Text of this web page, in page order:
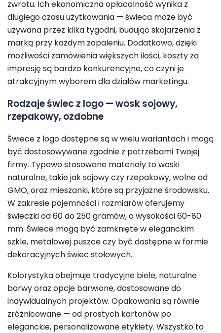
zwrotu. Ich ekonomiczna opłacalność wynika z
długiego czasu użytkowania — świeca może być
używana przez kilka tygodni, budując skojarzenia z
marką przy każdym zapaleniu. Dodatkowo, dzięki
możliwości zamówienia większych ilości, koszty za
impresję są bardzo konkurencyjne, co czyni je
atrakcyjnym wyborem dla działów marketingu.
Rodzaje świec z logo — wosk sojowy,
rzepakowy, ozdobne
Świece z logo dostępne są w wielu wariantach i mogą
być dostosowywane zgodnie z potrzebami Twojej
firmy. Typowo stosowane materiały to woski
naturalne, takie jak sojowy czy rzepakowy, wolne od
GMO, oraz mieszanki, które są przyjazne środowisku.
W zakresie pojemności i rozmiarów oferujemy
świeczki od 60 do 250 gramów, o wysokości 60-80
mm. Świece mogą być zamknięte w eleganckim
szkle, metalowej puszce czy być dostępne w formie
dekoracyjnych świec stołowych.
Kolorystyka obejmuje tradycyjne biele, naturalne
barwy oraz opcje barwione, dostosowane do
indywidualnych projektów. Opakowania są równie
zróżnicowane — od prostych kartonów po
eleganckie, personalizowane etykiety. Wszystko to